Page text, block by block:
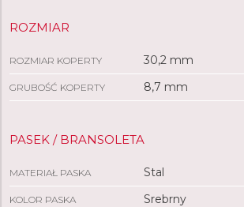
ROZMIAR
ROZMIAR KOPERTY 30,2 mm
GRUBOŚĆ KOPERTY 8,7 mm
PASEK / BRANSOLETA
MATERIAŁ PASKA Stal
KOLOR PASKA Srebrny